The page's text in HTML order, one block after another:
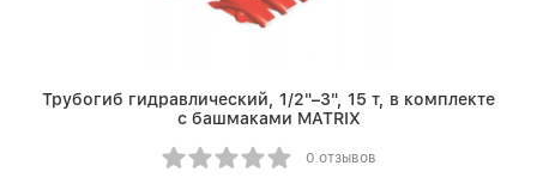
Трубогиб гидравлический, 1/2"–3", 15 т, в комплекте
с башмаками MATRIX
0 отзывов